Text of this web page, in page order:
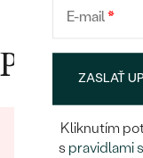
Prečo
E-mail*
ZASLAŤ
Kliknutím
s pravidlami